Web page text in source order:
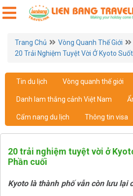
Trang Chủ
Vòng Quanh Thế Giới
20 Trải Nghiệm Tuyệt Vời Ở Kyoto
Tin du lịch Vòng quanh thế giới
Danh lam thắng cảnh Việt Nam
Cẩm nang du lịch Thông tin visa
20 trải nghiệm tuyệt vời ở
Phần cuối
Kyoto là thành phố vẫn còn lưu lại